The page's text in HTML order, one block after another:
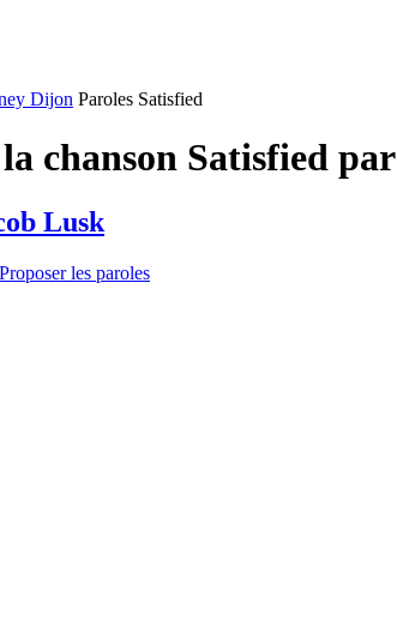
Dijon Paroles Satisfied
chanson Satisfied par
Lusk
les paroles